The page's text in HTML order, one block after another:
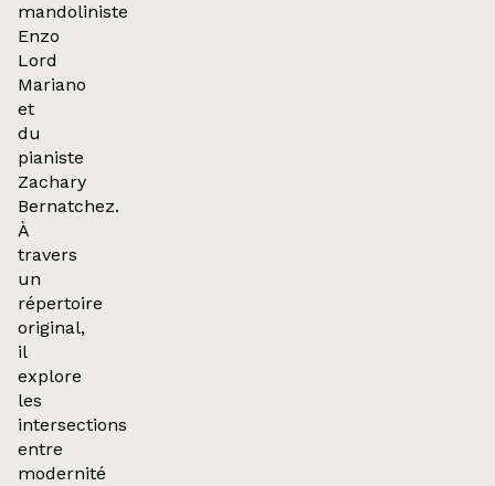
mandoliniste
Enzo
Lord
Mariano
et
du
pianiste
Zachary
Bernatchez.
À
travers
un
répertoire
original,
il
explore
les
intersections
entre
modernité